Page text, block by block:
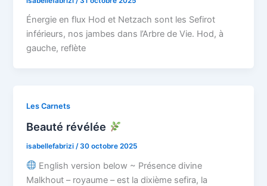
Énergie en flux Hod et Netzach sont les Sefirot
inférieurs, nos jambes dans l’Arbre de Vie. Hod, à
gauche, reflète
Les Carnets
Beauté révélée
isabellefabrizi /30 octobre 2025
English version below ~ Présence divine
Malkhout – royaume – est la dixième sefira, la